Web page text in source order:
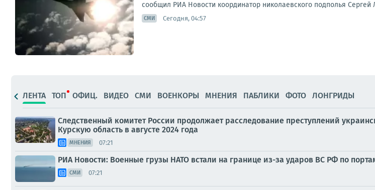
сообщил РИА Новости координатор николаевского подполья
СМИ Сегодня, 04:57
ЛЕНТА ТОП ОФИЦ. ВИДЕО СМИ ВОЕНКОРЫ МНЕНИЯ ПАБЛИКИ ФОТО ЛОНГРИДЫ
Следственный комитет России продолжает расследование преступлений
Курскую область в августе 2024 года
МНЕНИЯ 07:21
РИА Новости: Военные грузы НАТО встали на границе из-за ударов ВС РФ по
СМИ 07:21